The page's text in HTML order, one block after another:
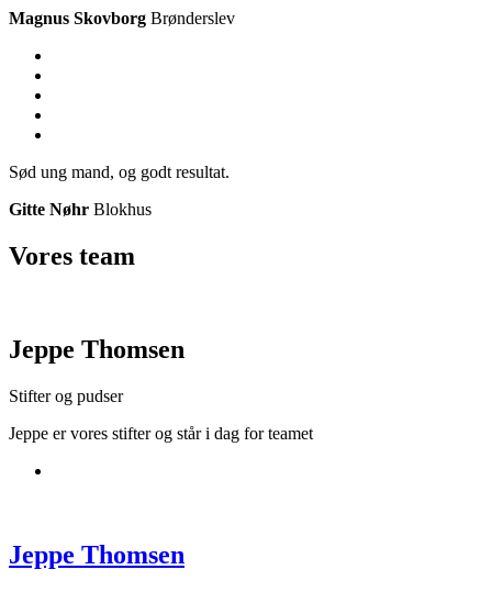
Magnus Skovborg Brønderslev
Sød ung mand, og godt resultat.
Gitte Nøhr Blokhus
Vores team
Jeppe Thomsen
Stifter og pudser
Jeppe er vores stifter og står i dag for teamet
Jeppe Thomsen